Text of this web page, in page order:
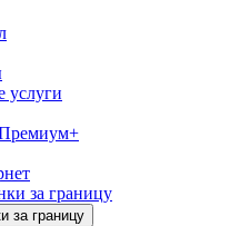
услуги
за границу
за границу